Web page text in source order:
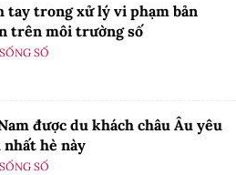
tay trong xử lý vi phạm bản
trên môi trường số
SỐ
được du khách châu Âu yêu
hè này
SỐ